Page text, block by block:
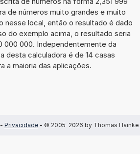
de números muito grandes e muito
nesse local, então o resultado é dado
do exemplo acima, o resultado seria
000 000. Independentemente da
desta calculadora é de 14 casas
a maioria das aplicações.
- Privacidade- © 2005-2026 by Thomas Hainke